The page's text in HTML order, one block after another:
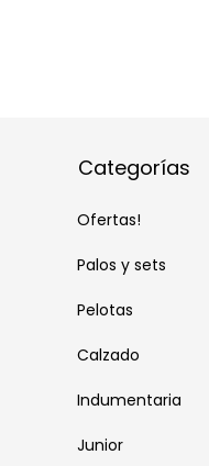
Categorías
Ofertas!
Palos y sets
Pelotas
Calzado
Indumentaria
Junior